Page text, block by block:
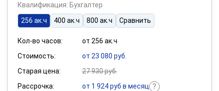
Квалификация: Бухгалтер
256 ак.ч
400 ак.ч 800 ак.ч Сравнить
Кол-во часов:
от 256 ак.ч
Стоимость:
от 23 080 руб.
Старая цена:
27 930 руб.
Рассрочка:
от 1 924 руб в месяц